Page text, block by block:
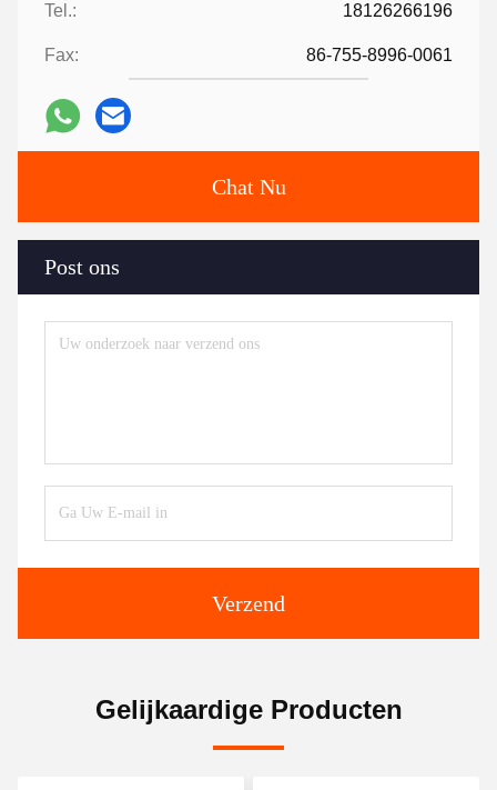
Tel.: 18126266196
Fax: 86-755-8996-0061
Chat Nu
Post ons
Verzend
Gelijkaardige Producten